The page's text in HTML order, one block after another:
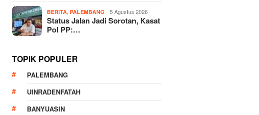
BERITA,PALEMBANG 5 Agustus 2026
Status Jalan Jadi Sorotan, Kasat
Pol PP:…
TOPIK POPULER
PALEMBANG
UINRADENFATAH
BANYUASIN